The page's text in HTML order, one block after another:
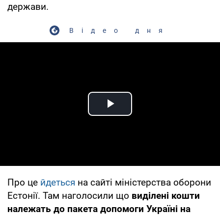
держави.
Відео дня
Play Video
Про це йдеться на сайті міністерства оборони
Естонії. Там наголосили що виділені кошти
належать до пакета допомоги Україні на